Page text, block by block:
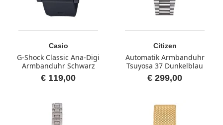
Casio
G-Shock Classic Ana-Digi
Armbanduhr Schwarz
€ 119,00
Citizen
Automatik Armbanduhr
Tsuyosa 37 Dunkelblau
€ 299,00